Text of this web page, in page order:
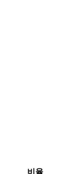
비율